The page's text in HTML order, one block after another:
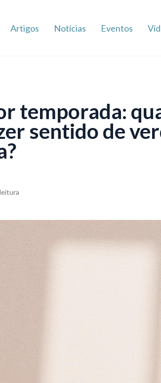
Artigos Notícias Eventos
temporada:
sentido de